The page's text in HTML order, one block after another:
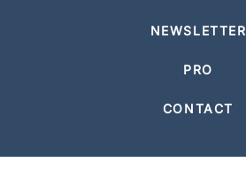
NEWSLETTER
PRO
CONTACT